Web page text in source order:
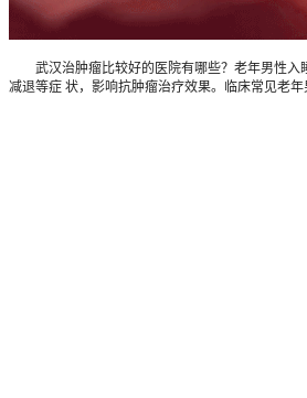
武汉治肿瘤比较好的医院有哪些？老年男性入
减退等症 状，影响抗肿瘤治疗效果。临床常见老